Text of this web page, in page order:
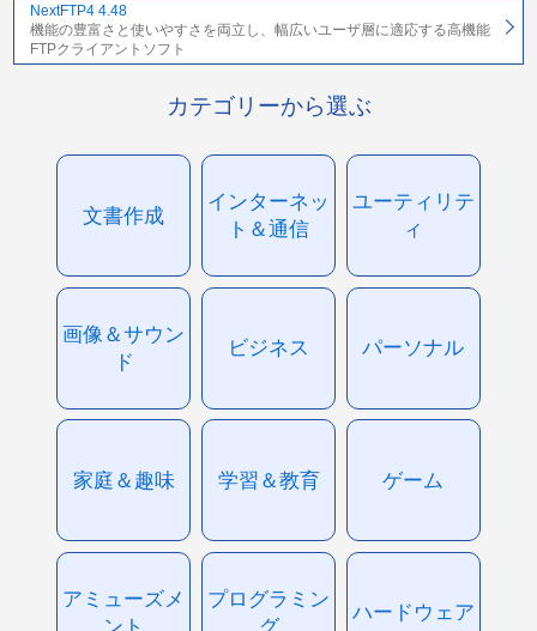
NextFTP4 4.48
機能の豊富さと使いやすさを両立し、幅広いユーザ層に適応する高機能
FTPクライアントソフト
カテゴリーから選ぶ
文書作成
インターネッ
ト＆通信
ユーティリテ
ィ
画像＆サウン
ド
ビジネス パーソナル
家庭＆趣味 学習＆教育 ゲーム
アミューズメ
ント
プログラミン
グ
ハードウェア